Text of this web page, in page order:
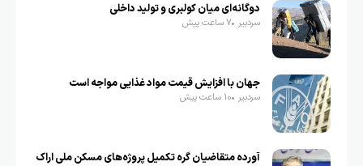
دوگانه‌ای میان کولبری و تولید داخلی
سردبیر 7 ساعت پیش
جهان با افزایش قیمت مواد غذایی مواجه است
سردبیر 10 ساعت پیش
آورده متقاضیان گره تکمیل پروژه‌های مسکن ملی اراک